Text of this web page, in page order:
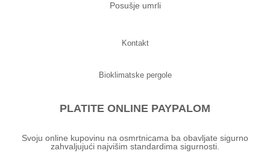
Posušje umrli
Kontakt
Bioklimatske pergole
PLATITE ONLINE PAYPALOM
Svoju online kupovinu na osmrtnicama ba obavljate sigurno
zahvaljujući najvišim standardima sigurnosti.